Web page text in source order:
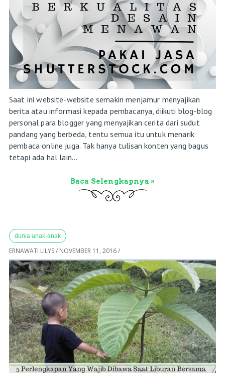
Saat ini website-website semakin menjamur menyajikan
berita atau informasi kepada pembacanya, diikuti blog-blog
personal para blogger yang menyajikan cerita dari sudut
pandang yang berbeda, tentu semua itu untuk menarik
pembaca online juga. Tak hanya tulisan konten yang bagus
tetapi ada hal lain...
Baca Selengkapnya »
dunia anak-anak
ERNAWATI LILYS/ NOVEMBER 11, 2016/